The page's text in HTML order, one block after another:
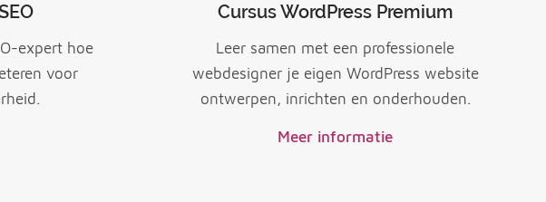
expert hoe
voor
Cursus WordPress Premium
Leer samen met een professionele
webdesigner je eigen WordPress website
ontwerpen, inrichten en onderhouden.
Meer informatie